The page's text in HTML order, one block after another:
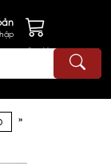
Giỏ Hàng
»